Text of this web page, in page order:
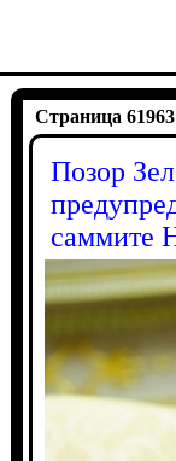
Страница 61963
Позор
саммите